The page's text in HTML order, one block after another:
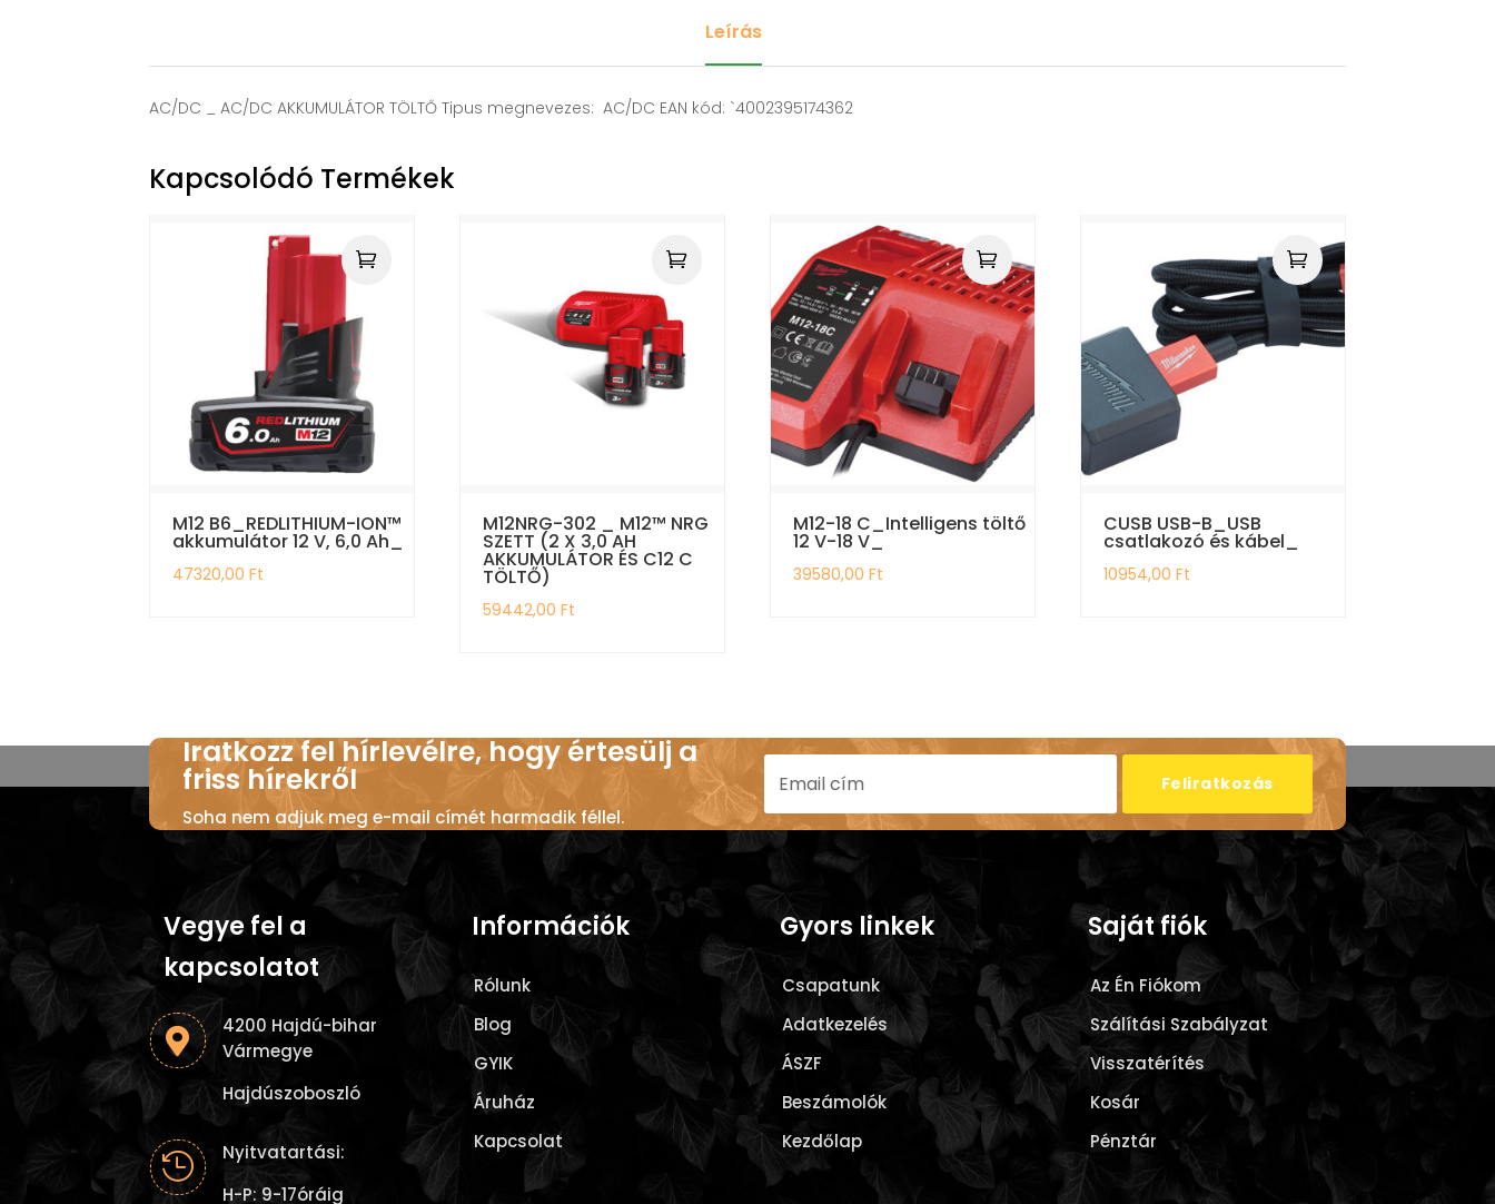
Leírás
AC/DC _ AC/DC AKKUMULÁTOR TÖLTŐ Tipus megnevezes: AC/DC EAN kód: `4002395174362
Kapcsolódó Termékek
M12 B6_REDLITHIUM-ION™
akkumulátor 12 V, 6,0 Ah_
47320,00Ft
M12NRG-302 _ M12™ NRG
SZETT (2 X 3,0 AH
AKKUMULÁTOR ÉS C12 C
TÖLTŐ)
59442,00Ft
M12-18 C_Intelligens töltő
12 V-18 V_
39580,00Ft
CUSB USB-B_USB
csatlakozó és kábel_
10954,00Ft
Iratkozz fel hírlevélre, hogy értesülj a
friss hírekről
Soha nem adjuk meg e-mail címét harmadik féllel.
Feliratkozás
Vegye fel a
kapcsolatot

4200 Hajdú-bihar
Vármegye
Hajdúszoboszló

Nyitvatartási:
H-P: 9-17óráig
Információk
Rólunk
Blog
GYIK
Áruház
Kapcsolat
Gyors linkek
Csapatunk
Adatkezelés
ÁSZF
Beszámolók
Kezdőlap
Saját fiók
Az Én Fiókom
Szálítási Szabályzat
Visszatérítés
Kosár
Pénztár